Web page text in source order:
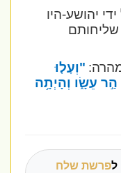
יהושע-היו
"וְעָל֤וּ
עֵשָׂ֑ו וְהָיְתָ֥ה
פרשת שלח